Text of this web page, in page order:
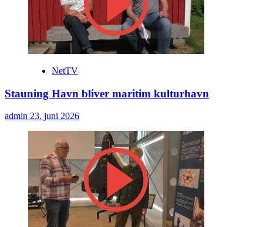
NetTV
Stauning Havn bliver maritim kulturhavn
admin 23. juni 2026